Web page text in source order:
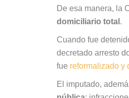
De esa manera, la
domiciliario total .
Cuando fue
decretado arresto
fue reformalizado y
El imputado,